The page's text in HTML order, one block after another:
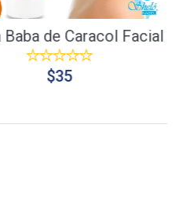
Caracol Facial